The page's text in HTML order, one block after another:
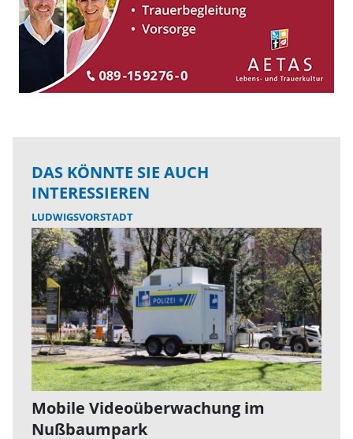
DAS KÖNNTE SIE AUCH
INTERESSIEREN
LUDWIGSVORSTADT
Mobile Videoüberwachung im
Nußbaumpark